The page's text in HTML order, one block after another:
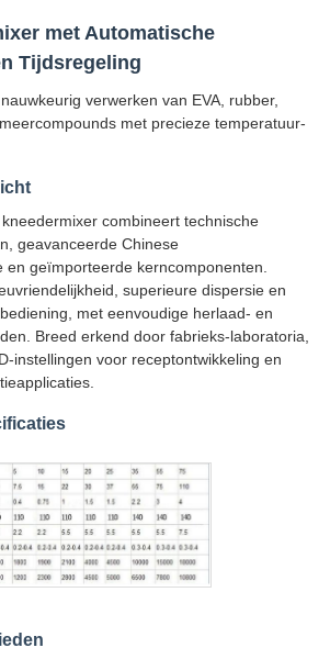
met Automatische
Tijdsregeling
verwerken van EVA, rubber,
met precieze temperatuur-
combineert technische
geavanceerde Chinese
en geïmporteerde kerncomponenten.
superieure dispersie en
met eenvoudige herlaad- en
Breed erkend door fabrieks-laboratoria,
instellingen voor receptontwikkeling en